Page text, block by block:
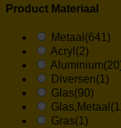
Product Materiaal
Metaal (641)
Acryl (2)
Aluminium
Diversen(1)
Glas(90)
Glas,Metaal
Gras(1)